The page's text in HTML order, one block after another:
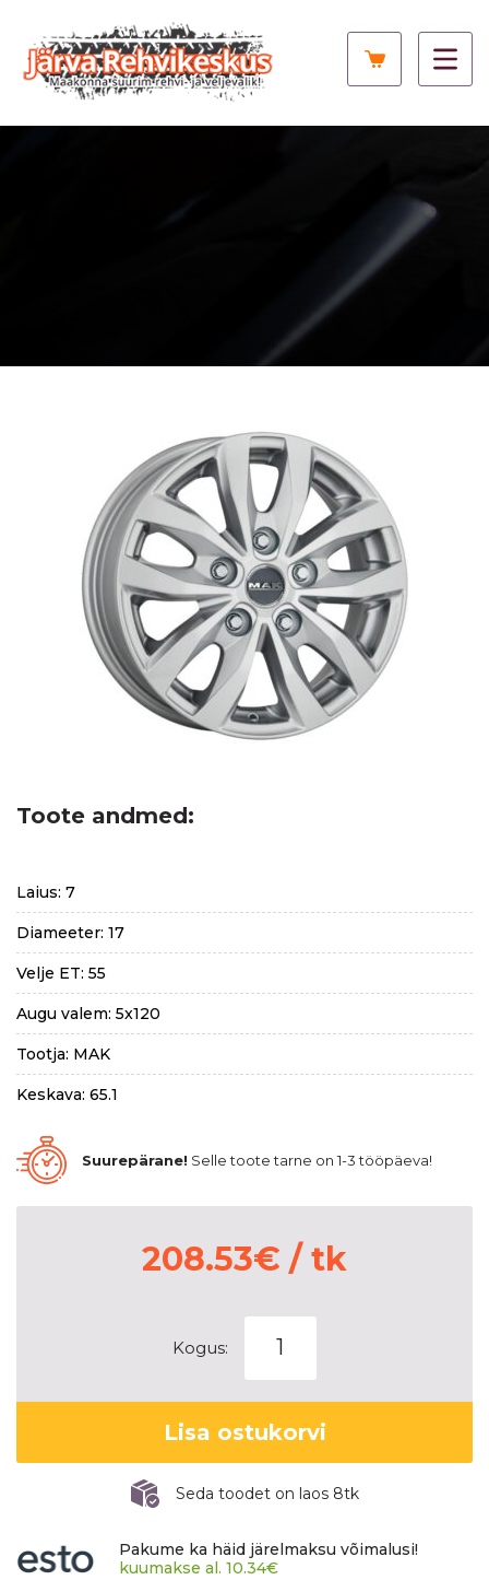
Toote andmed:
Laius: 7
Diameeter: 17
Velje ET: 55
Augu valem: 5x120
Tootja: MAK
Keskava: 65.1
Suurepärane! Selle toote tarne on 1-3 tööpäeva!
208.53€ / tk
Kogus:
Load
5
Silver
7x17
5x120
ET55
R14
1200
Lisa ostukorvi
Seda toodet on laos 8tk
Pakume ka häid järelmaksu võimalusi!
kuumakse al. 10.34€